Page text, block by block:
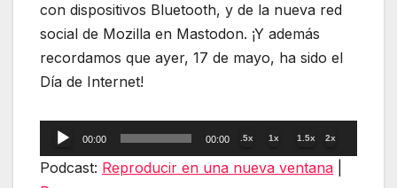
con dispositivos Bluetooth, y de la nueva red
social de Mozilla en Mastodon. ¡Y además
recordamos que ayer, 17 de mayo, ha sido el
Día de Internet!
Reproductor
de
00:00 00:00 .5x 1x 1.5x 2x
Podcast: Reproducir en una nueva ventana